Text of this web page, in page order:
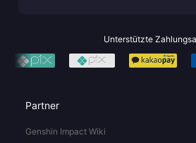
Unterstützte
Partner
Genshin Impact Wiki